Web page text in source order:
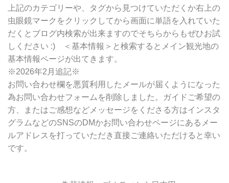
上記のカテゴリーや、タグから見つけていただくか右上の
虫眼鏡マークをクリックしてから画面に単語を入れていた
だくとブログ内検索が出来ますのでそちらからもぜひお試
しください :) ＜基本情報＞と検索するとメイン観光地の
基本情報ページが出てきます。
※2026年2月追記※
お問い合わせ欄を悪質利用したメールが届くようになった
為お問い合わせフォームを削除しました。ガイドご希望の
方、またはご感想などメッセージをくださる方はインスタ
グラムなどのSNSのDMかお問い合わせページにあるメー
ルアドレスを打っていただき直接ご連絡いただけると幸い
です。